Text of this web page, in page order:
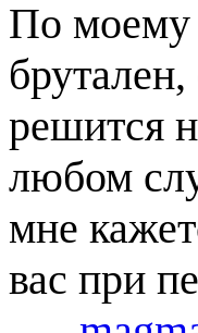
По моему
решится
любом
мне
вас при